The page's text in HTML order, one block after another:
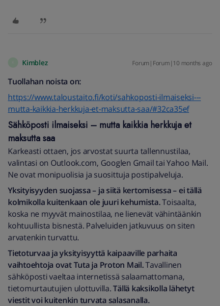
Kimblez Forum|Forum|10 months ago
Tuollahan noista on:
https://www.taloustaito.fi/koti/sahkoposti-ilmaiseksi---
mutta-kaikkia-herkkuja-et-maksutta-saa/#32ca35ef
Sähköposti ilmaiseksi – mutta kaikkia herkkuja et
maksutta saa
Karkeasti ottaen, jos arvostat suurta tallennustilaa,
valintasi on Outlook.com, Googlen Gmail tai Yahoo Mail.
Ne ovat monipuolisia ja suosittuja postipalveluja.
Yksityisyyden suojassa – ja siitä kertomisessa – ei tällä
kolmikolla kuitenkaan ole juuri kehumista.Toisaalta,
koska ne myyvät mainostilaa, ne lienevät vähintäänkin
kohtuullista bisnestä. Palveluiden jatkuvuus on siten
arvatenkin turvattu.
Tietoturvaa ja yksityisyyttä kaipaaville parhaita
vaihtoehtoja ovat Tuta ja Proton Mail.Tavallinen
sähköposti vaeltaa internetissä salaamattomana,
tietomurtautujien ulottuvilla.Tällä kaksikolla lähetyt
viestit voi kuitenkin turvata salasanalla.